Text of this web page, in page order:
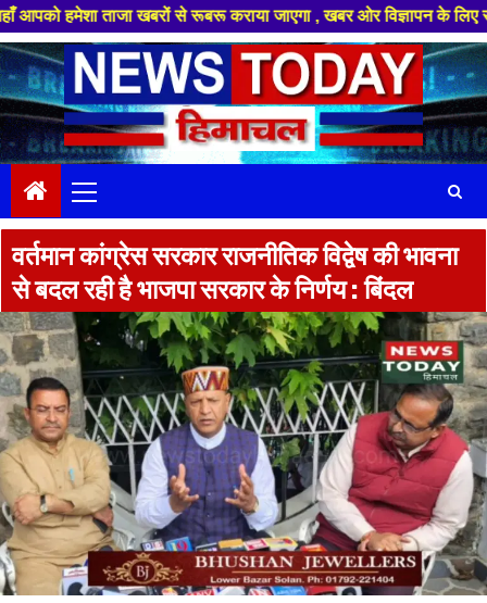
ताजा खबरों से रूबरू कराया जाएगा , खबर ओर विज्ञापन के लिए संपर्क
Skip
to
content
Menu
वर्तमान कांग्रेस सरकार राजनीतिक विद्वेष की भावना
से बदल रही है भाजपा सरकार के निर्णय : बिंदल